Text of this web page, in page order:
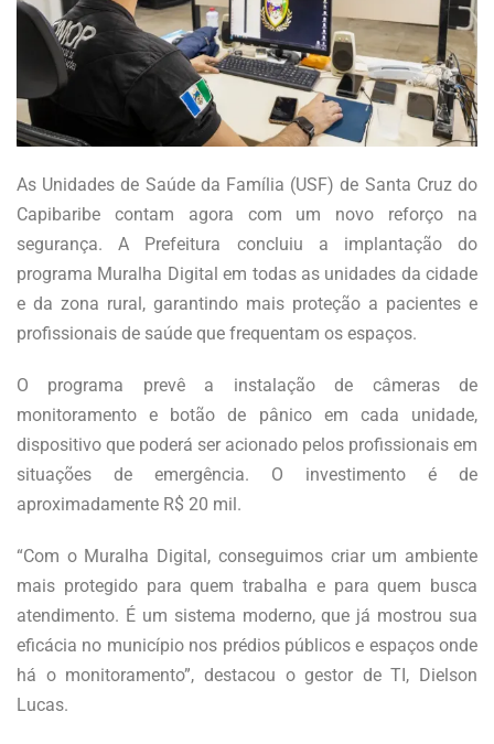
As Unidades de Saúde da Família (USF) de Santa Cruz do
Capibaribe contam agora com um novo reforço na
segurança. A Prefeitura concluiu a implantação do
programa Muralha Digital em todas as unidades da cidade
e da zona rural, garantindo mais proteção a pacientes e
profissionais de saúde que frequentam os espaços.
O programa prevê a instalação de câmeras de
monitoramento e botão de pânico em cada unidade,
dispositivo que poderá ser acionado pelos profissionais em
situações de emergência. O investimento é de
aproximadamente R$ 20 mil.
“Com o Muralha Digital, conseguimos criar um ambiente
mais protegido para quem trabalha e para quem busca
atendimento. É um sistema moderno, que já mostrou sua
eficácia no município nos prédios públicos e espaços onde
há o monitoramento”, destacou o gestor de TI, Dielson
Lucas.